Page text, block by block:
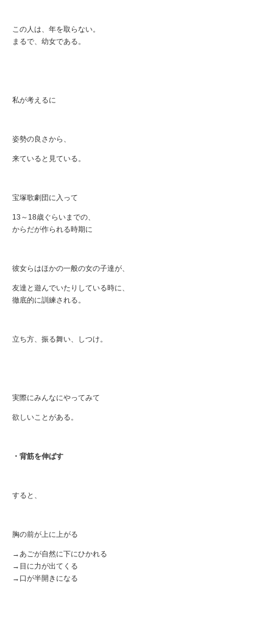
この人は、年を取らない。
まるで、幼女である。
私が考えるに
姿勢の良さから、
来ていると見ている。
宝塚歌劇団に入って
13～18歳ぐらいまでの、
からだが作られる時期に
彼女らはほかの一般の女の子達が、
友達と遊んでいたりしている時に、
徹底的に訓練される。
立ち方、振る舞い、しつけ。
実際にみんなにやってみて
欲しいことがある。
・背筋を伸ばす
すると、
胸の前が上に上がる
→あごが自然に下にひかれる
→目に力が出てくる
→口が半開きになる